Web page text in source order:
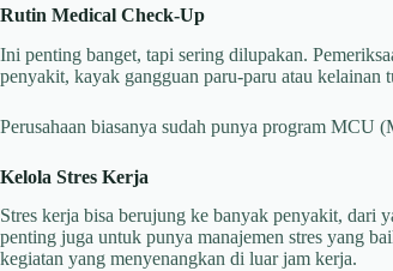
Rutin Medical Check-Up
Ini penting banget, tapi sering dilupakan.
penyakit, kayak gangguan paru-paru atau kelainan
Perusahaan biasanya sudah punya program
Kelola Stres Kerja
Stres kerja bisa berujung ke banyak penyakit, dari
penting juga untuk punya manajemen stres yang
kegiatan yang menyenangkan di luar jam kerja.